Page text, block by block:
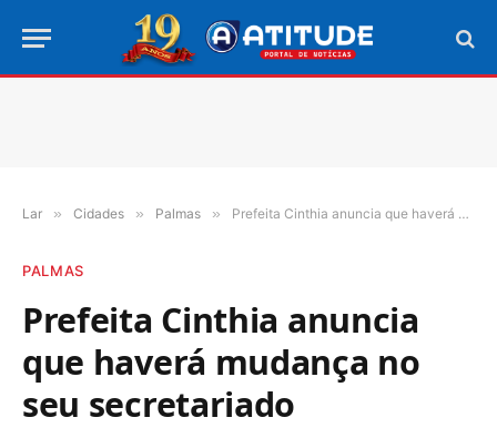
Lar » Cidades » Palmas » Prefeita Cinthia anuncia que haverá mudança no seu secretariado
PALMAS
Prefeita Cinthia anuncia
que haverá mudança no
seu secretariado